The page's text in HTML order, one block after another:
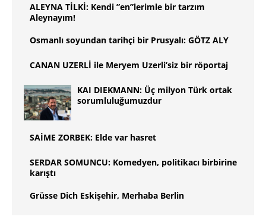
ALEYNA TİLKİ: Kendi ”en”lerimle bir tarzım
Aleynayım!
Osmanlı soyundan tarihçi bir Prusyalı: GÖTZ ALY
CANAN UZERLİ ile Meryem Uzerli’siz bir röportaj
KAI DIEKMANN: Üç milyon Türk ortak
sorumluluğumuzdur
SAİME ZORBEK: Elde var hasret
SERDAR SOMUNCU: Komedyen, politikacı birbirine
karıştı
Grüsse Dich Eskişehir, Merhaba Berlin